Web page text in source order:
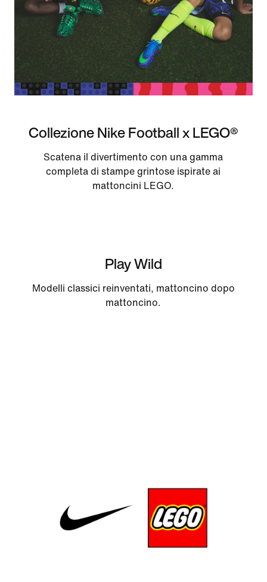
Collezione Nike Football x LEGO®
Scatena il divertimento con una gamma
completa di stampe grintose ispirate ai
mattoncini LEGO.
Play Wild
Modelli classici reinventati, mattoncino dopo
mattoncino.